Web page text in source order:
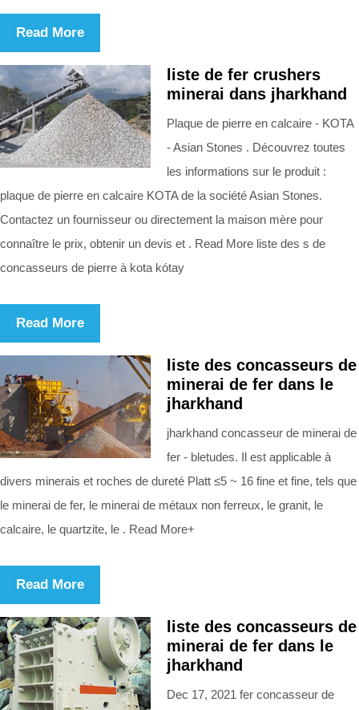
Read More
liste de fer crushers
minerai dans jharkhand
Plaque de pierre en calcaire - KOTA
- Asian Stones . Découvrez toutes
les informations sur le produit :
plaque de pierre en calcaire KOTA de la société Asian Stones.
Contactez un fournisseur ou directement la maison mère pour
connaître le prix, obtenir un devis et . Read More liste des s de
concasseurs de pierre à kota kótay
Read More
liste des concasseurs de
minerai de fer dans le
jharkhand
jharkhand concasseur de minerai de
fer - bletudes. Il est applicable à
divers minerais et roches de dureté Platt ≤5 ~ 16 fine et fine, tels que
le minerai de fer, le minerai de métaux non ferreux, le granit, le
calcaire, le quartzite, le . Read More+
Read More
liste des concasseurs de
minerai de fer dans le
jharkhand
Dec 17, 2021 fer concasseur de